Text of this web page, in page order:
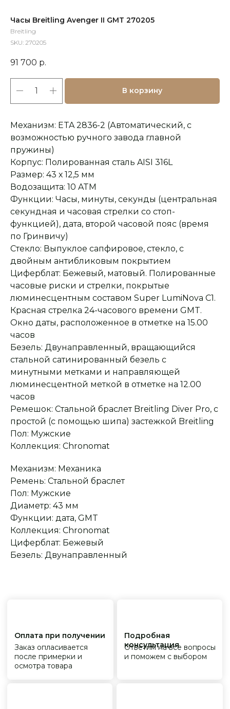
Часы Breitling Avenger II GMT 270205
Breitling
SKU: 270205
91 700 р.
В корзину
Механизм: ETA 2836-2 (Автоматический, с
возможностью ручного завода главной
пружины)
Корпус: Полированная сталь AISI 316L
Размер: 43 х 12,5 мм
Водозащита: 10 ATM
Функции: Часы, минуты, секунды (центральная
секундная и часовая стрелки со стоп-
функцией), дата, второй часовой пояс (время
по Гринвичу)
Стекло: Выпуклое сапфировое, стекло, с
двойным антибликовым покрытием
Циферблат: Бежевый, матовый. Полированные
часовые риски и стрелки, покрытые
люминесцентным составом Super LumiNova C1.
Красная стрелка 24-часового времени GMT.
Окно даты, расположенное в отметке на 15.00
часов
Безель: Двунаправленный, вращающийся
стальной сатинированный безель с
минутными метками и направляющей
люминесцентной меткой в отметке на 12.00
часов
Ремешок: Стальной браслет Breitling Diver Pro, с
простой (с помощью шипа) застежкой Breitling
Пол: Мужские
Коллекция: Chronomat
Механизм: Механика
Ремень: Стальной браслет
Пол: Мужские
Диаметр: 43 мм
Функции: дата, GMT
Коллекция: Chronomat
Циферблат: Бежевый
Безель: Двунаправленный
Оплата при получении
Заказ опласивается
осмотра товара
Подробная
Сервисное
гарантийные
обязательства
Превосходное исполнение
от ведущих и именитых
фабрик